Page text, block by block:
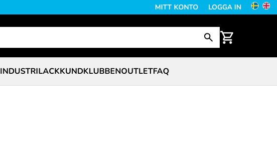
MITT KONTO LOGGA IN
INDUSTRILACKKUNDKLUBBENOUTLETFAQ